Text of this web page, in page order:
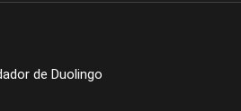
de Duolingo